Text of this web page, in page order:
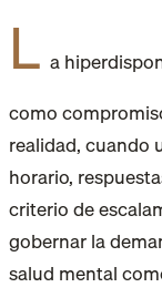
L a
como
realidad, cuando
horario,
criterio de
gobernar la
salud mental